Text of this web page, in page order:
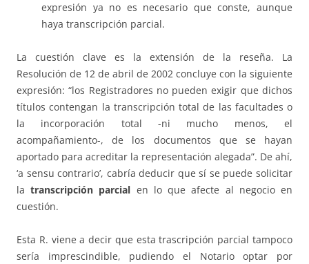
expresión ya no es necesario que conste, aunque
haya transcripción parcial.
La cuestión clave es la extensión de la reseña. La
Resolución de 12 de abril de 2002 concluye con la siguiente
expresión: “los Registradores no pueden exigir que dichos
títulos contengan la transcripción total de las facultades o
la incorporación total -ni mucho menos, el
acompañamiento-, de los documentos que se hayan
aportado para acreditar la representación alegada”. De ahí,
‘a sensu contrario’, cabría deducir que sí se puede solicitar
latranscripción parcial en lo que afecte al negocio en
cuestión.
Esta R. viene a decir que esta trascripción parcial tampoco
sería imprescindible, pudiendo el Notario optar por